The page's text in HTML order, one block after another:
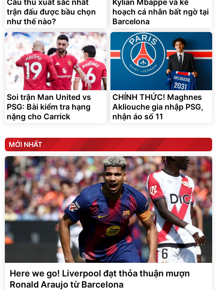
trận đấu được bầu chọn
như thế nào?
hoạch cá nhân bất ngờ tại
Barcelona
Soi trận Man United vs
PSG: Bài kiểm tra hạng
nặng cho Carrick
CHÍNH THỨC! Maghnes
Akliouche gia nhập PSG,
nhận áo số 11
MỚI NHẤT
Here we go! Liverpool đạt thỏa thuận mượn
Ronald Araujo từ Barcelona